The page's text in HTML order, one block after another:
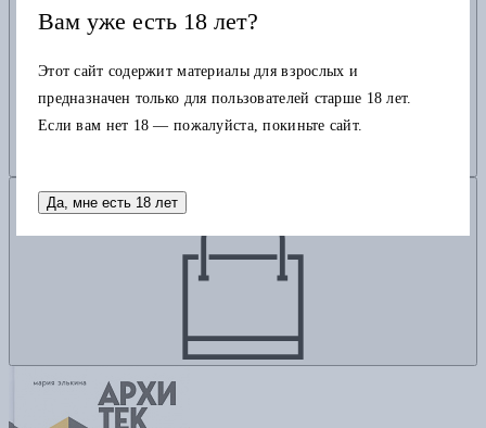
Добавить в корзину
Вам уже есть 18 лет?
Этот сайт содержит материалы для взрослых и
предназначен только для пользователей старше 18 лет.
Если вам нет 18 — пожалуйста, покиньте сайт.
Да, мне есть 18 лет